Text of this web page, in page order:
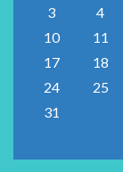
3
4
10
11
17
18
24
25
31